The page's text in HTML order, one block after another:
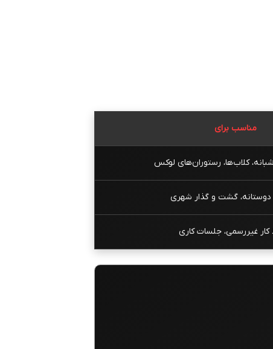
مناسب برای
کلاب‌ها، رستوران‌های لوکس
دوستانه، گشت و گذار شهری
غیررسمی، جلسات کاری